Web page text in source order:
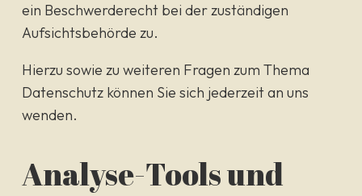
ein Beschwerderecht bei der zuständigen
Aufsichtsbehörde zu.
Hierzu sowie zu weiteren Fragen zum Thema
Datenschutz können Sie sich jederzeit an uns
wenden.
Analyse-Tools und